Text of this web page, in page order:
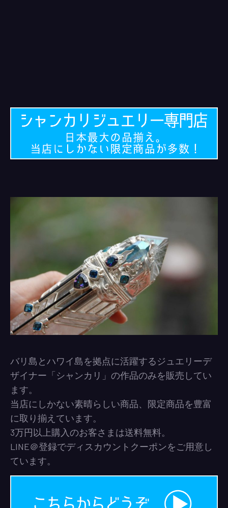
バリ島とハワイ島を拠点に活躍するジュエリーデ
ザイナー「シャンカリ」の作品のみを販売してい
ます。
当店にしかない素晴らしい商品、限定商品を豊富
に取り揃えています。
3万円以上購入のお客さまは送料無料。
LINE＠登録でディスカウントクーポンをご用意し
ています。